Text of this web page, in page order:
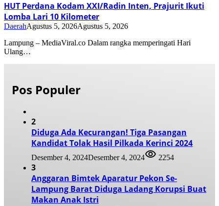
HUT Perdana Kodam XXI/Radin Inten, Prajurit Ikuti
Lomba Lari 10 Kilometer
DaerahAgustus 5, 2026Agustus 5, 2026
Lampung – MediaViral.co Dalam rangka memperingati Hari
Ulang…
Pos Populer
2
Diduga Ada Kecurangan! Tiga Pasangan
Kandidat Tolak Hasil Pilkada Kerinci 2024
Desember 4, 2024Desember 4, 2024 2254
3
Anggaran Bimtek Aparatur Pekon Se-
Lampung Barat Diduga Ladang Korupsi Buat
Makan Anak Istri